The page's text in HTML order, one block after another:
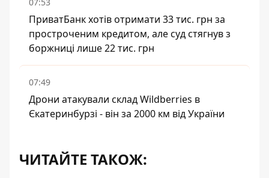
ПриватБанк хотів отримати 33 тис. грн за
простроченим кредитом, але суд стягнув з
боржниці лише 22 тис. грн
07:49
Дрони атакували склад Wildberries в
Єкатеринбурзі - він за 2000 км від України
ЧИТАЙТЕ ТАКОЖ: